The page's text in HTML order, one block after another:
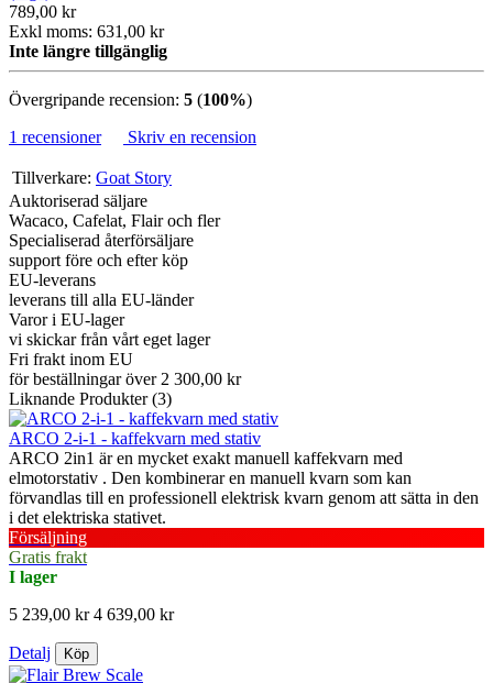
789,00 kr
Exkl moms: 631,00 kr
Inte längre tillgänglig
Övergripande recension: 5 (100%)
1 recensioner
Skriv en recension
Tillverkare: Goat Story
Auktoriserad säljare
Wacaco, Cafelat, Flair och fler
Specialiserad återförsäljare
support före och efter köp
EU-leverans
leverans till alla EU-länder
Varor i EU-lager
vi skickar från vårt eget lager
Fri frakt inom EU
för beställningar över 2 300,00 kr
Liknande Produkter (3)
ARCO 2-i-1 - kaffekvarn med stativ
ARCO 2in1 är en mycket exakt manuell kaffekvarn med
elmotorstativ . Den kombinerar en manuell kvarn som kan
förvandlas till en professionell elektrisk kvarn genom att sätta in den
i det elektriska stativet.
Försäljning
Gratis frakt
I lager
5 239,00 kr 4 639,00 kr
Detalj Köp